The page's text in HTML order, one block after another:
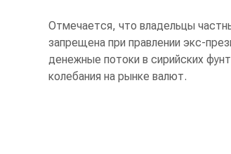
Отмечается, что владельцы
запрещена при правлении экс-
денежные потоки в сирийских
колебания на рынке валют.